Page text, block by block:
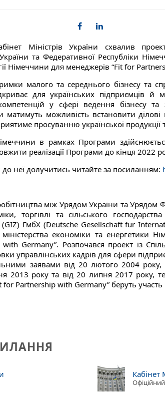
Міністрів України схвалив
та Федеративної Республіки
Німеччини для менеджерів “Fit for
малого та середнього бізнесу та
для українських підприємців й
у сфері ведення бізнесу та
матимуть можливість встановити
просуванню української
в рамках Програми
реалізації Програми до кінця 2022
неї долучитись читайте за посиланням:
між Урядом України та Урядом
торгівлі та сільського
(GIZ) ГмбХ (Deutsche Gesellschaft fur
економіки та енергетики
Germany”. Розпочався проект із
управлінських кадрів для сфери
заявами від 20 лютого 2004
2013 року та від 20 липня 2017 року,
for Partnership with Germany” беруть участь
Кабінет